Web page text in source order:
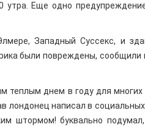
утра. Еще одно
Западный Суссекс, и
были повреждены,
днем в году для многих
лондонец написал в
штормом! буквально